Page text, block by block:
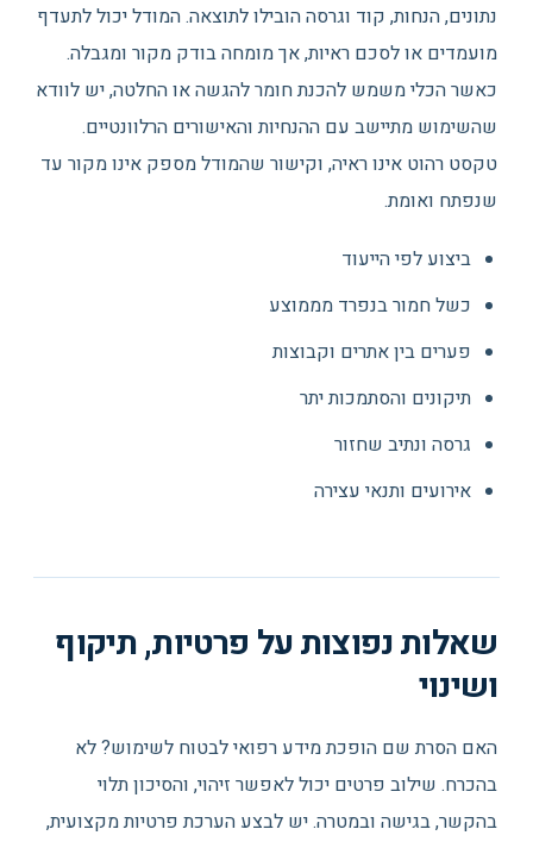
נתונים, הנחות, קוד וגרסה הובילו לתוצאה. המודל יכול לתעדף
מועמדים או לסכם ראיות, אך מומחה בודק מקור ומגבלה.
כאשר הכלי משמש להכנת חומר להגשה או החלטה, יש לוודא
שהשימוש מתיישב עם ההנחיות והאישורים הרלוונטיים.
טקסט רהוט אינו ראיה, וקישור שהמודל מספק אינו מקור עד
שנפתח ואומת.
ביצוע לפי הייעוד
כשל חמור בנפרד מממוצע
פערים בין אתרים וקבוצות
תיקונים והסתמכות יתר
גרסה ונתיב שחזור
אירועים ותנאי עצירה
שאלות נפוצות על פרטיות, תיקוף
ושינוי
האם הסרת שם הופכת מידע רפואי לבטוח לשימוש? לא
בהכרח. שילוב פרטים יכול לאפשר זיהוי, והסיכון תלוי
בהקשר, בגישה ובמטרה. יש לבצע הערכת פרטיות מקצועית,